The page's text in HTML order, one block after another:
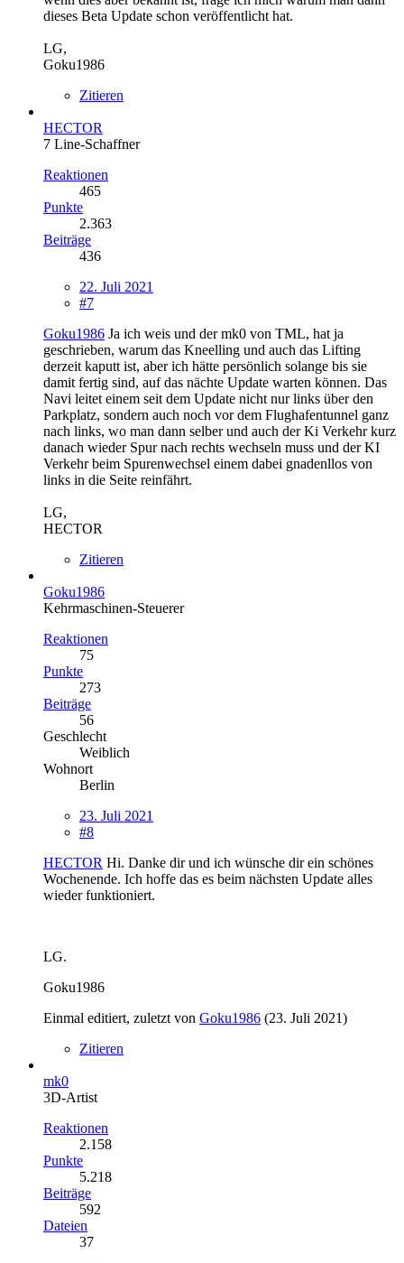
dieses Beta Update schon veröffentlicht hat.
LG,
Goku1986
Zitieren
HECTOR
7 Line-Schaffner
Reaktionen
465
Punkte
2.363
Beiträge
436
22. Juli 2021
#7
Goku1986 Ja ich weis und der mk0 von TML, hat ja
geschrieben, warum das Kneelling und auch das Lifting
derzeit kaputt ist, aber ich hätte persönlich solange bis sie
damit fertig sind, auf das nächte Update warten können. Das
Navi leitet einem seit dem Update nicht nur links über den
Parkplatz, sondern auch noch vor dem Flughafentunnel ganz
nach links, wo man dann selber und auch der Ki Verkehr kurz
danach wieder Spur nach rechts wechseln muss und der KI
Verkehr beim Spurenwechsel einem dabei gnadenllos von
links in die Seite reinfährt.
LG,
HECTOR
Zitieren
Goku1986
Kehrmaschinen-Steuerer
Reaktionen
75
Punkte
273
Beiträge
56
Geschlecht
Weiblich
Wohnort
Berlin
23. Juli 2021
#8
HECTOR Hi. Danke dir und ich wünsche dir ein schönes
Wochenende. Ich hoffe das es beim nächsten Update alles
wieder funktioniert.
LG.
Goku1986
Einmal editiert, zuletzt von Goku1986 (23. Juli 2021)
Zitieren
mk0
3D-Artist
Reaktionen
2.158
Punkte
5.218
Beiträge
592
Dateien
37